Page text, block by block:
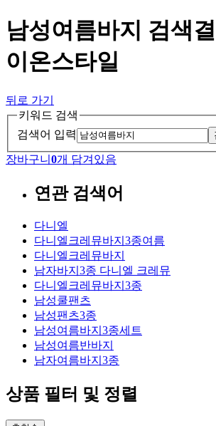
남성여름바지 검색
이온스타일
뒤로 가기
키워드 검색
검색어 입력
장바구니 0개 담겨있음
연관 검색어
다니엘
다니엘크레뮤바지3종여름
다니엘크레뮤바지
남자바지3종 다니엘 크레뮤
다니엘크레뮤바지3종
남성쿨팬츠
남성팬츠3종
남성여름바지3종세트
남성여름반바지
남자여름바지3종
상품 필터 및 정렬